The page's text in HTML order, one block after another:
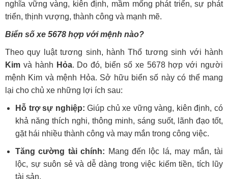
nghĩa vững vàng, kiên định, mầm mống phát triển, sự phát
triển, thịnh vượng, thành công và mạnh mẽ.
Biển số xe 5678 hợp với mệnh nào?
Theo quy luật tương sinh, hành Thổ tương sinh với hành
Kim và hành Hỏa. Do đó, biển số xe 5678 hợp với người
mệnh Kim và mệnh Hỏa. Sở hữu biển số này có thể mang
lại cho chủ xe những lợi ích sau:
Hỗ trợ sự nghiệp:Giúp chủ xe vững vàng, kiên định, có
khả năng thích nghi, thông minh, sáng suốt, lãnh đạo tốt,
gặt hái nhiều thành công và may mắn trong công việc.
Tăng cường tài chính: Mang đến lộc lá, may mắn, tài
lộc, sự suôn sẻ và dễ dàng trong việc kiếm tiền, tích lũy
tài sản.